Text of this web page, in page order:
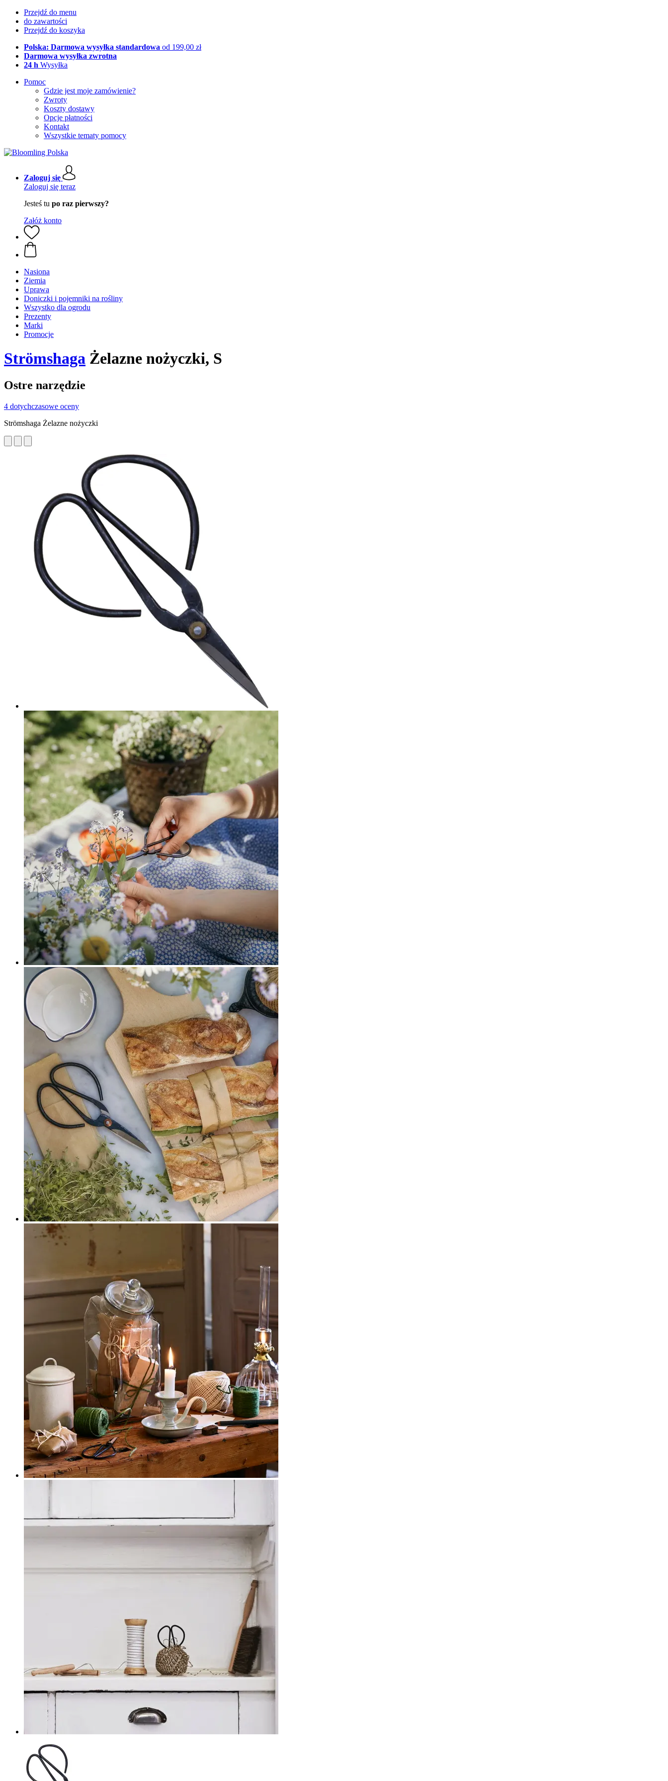
Przejdź do menu
do zawartości
Przejdź do koszyka
Polska: Darmowa wysyłka standardowa od 199,00 zł
Darmowa wysyłka zwrotna
24 h Wysyłka
Pomoc
Gdzie jest moje zamówienie?
Zwroty
Koszty dostawy
Opcje płatności
Kontakt
Wszystkie tematy pomocy
Zaloguj się
Zaloguj się teraz
Jesteś tu po raz pierwszy?
Załóż konto
Nasiona
Ziemia
Uprawa
Doniczki i pojemniki na rośliny
Wszystko dla ogrodu
Prezenty
Marki
Promocje
Strömshaga Żelazne nożyczki, S
Ostre narzędzie
4 dotychczasowe oceny
Strömshaga Żelazne nożyczki